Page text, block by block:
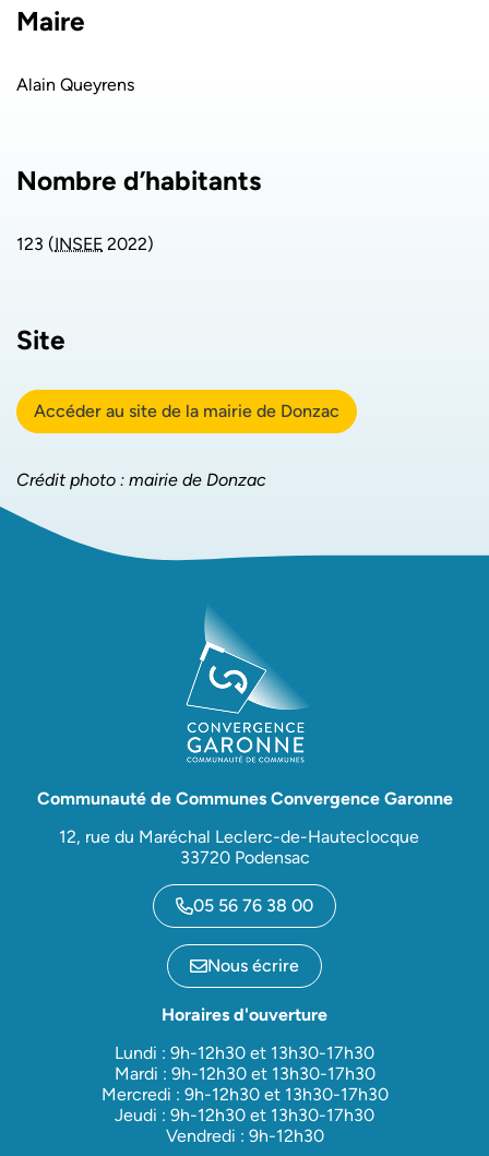
Maire
Alain Queyrens
Nombre d’habitants
123 (INSEE 2022)
Site
Accéder au site de la mairie de Donzac
Crédit photo : mairie de Donzac
Communauté de Communes Convergence Garonne
12, rue du Maréchal Leclerc-de-Hauteclocque
33720 Podensac
05 56 76 38 00
Nous écrire
Horaires d'ouverture
Lundi : 9h-12h30 et 13h30-17h30
Mardi : 9h-12h30 et 13h30-17h30
Mercredi : 9h-12h30 et 13h30-17h30
Jeudi : 9h-12h30 et 13h30-17h30
Vendredi : 9h-12h30